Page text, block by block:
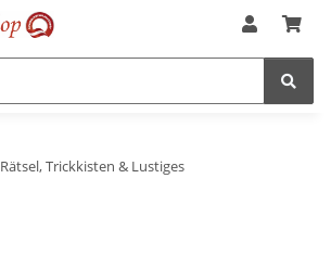
Rätsel, Trickkisten & Lustiges